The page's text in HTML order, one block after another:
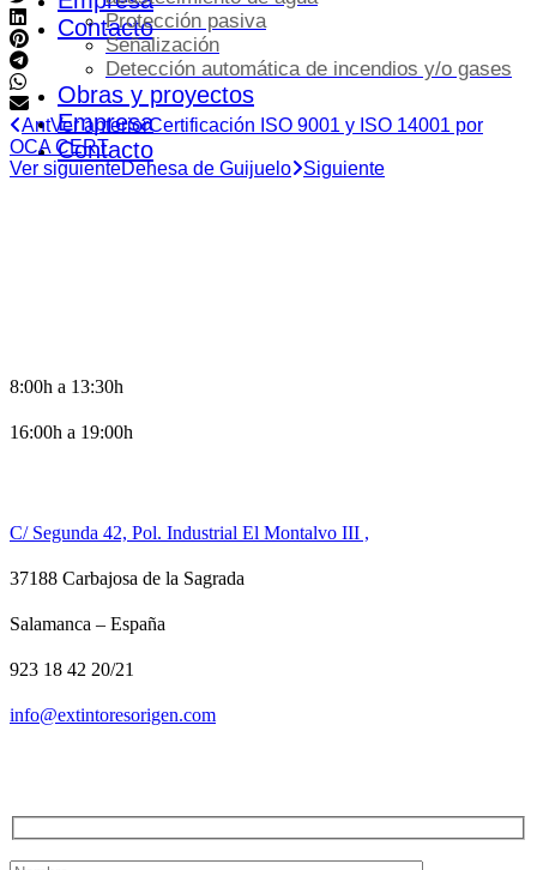
ContactoProtección pasiva
Señalización
Detección automática de incendios y/o gases
Obras y proyectos
Empresa
Contacto
AntVer anteriorCertificación ISO 9001 y ISO 14001 por
OCA CERT
Ver siguienteDehesa de Guijuelo Siguiente
8:00h a 13:30h
16:00h a 19:00h
C/ Segunda 42, Pol. Industrial El Montalvo III ,
37188 Carbajosa de la Sagrada
Salamanca – España
923 18 42 20/21
info@extintoresorigen.com